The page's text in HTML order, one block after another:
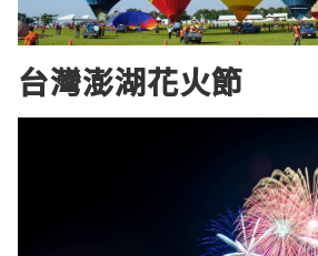
台灣澎湖花火節